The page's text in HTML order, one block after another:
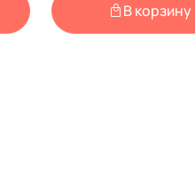
В корзину